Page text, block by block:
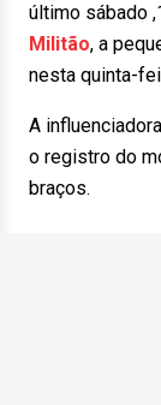
último sábado
Militão, a
nesta quinta-
A
o registro do
braços.